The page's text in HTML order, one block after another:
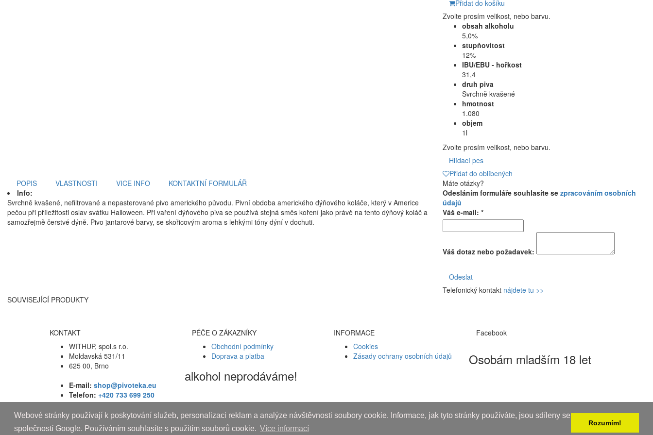
Webové stránky používají k poskytování služeb, personalizaci reklam a analýze návštěvnosti soubory cookie. Informace, jak tyto stránky používáte, jsou sdíleny se
společností Google. Používáním souhlasíte s použitím souborů cookie. Více informací
Rozumím!
Přidat do košíku
Zvolte prosím velikost, nebo barvu.
obsah alkoholu
5,0%
stupňovitost
12%
IBU/EBU - hořkost
31,4
druh piva
Svrchně kvašené
hmotnost
1.080
objem
1l
Zvolte prosím velikost, nebo barvu.
Hlídací pes
Přidat do oblíbených
POPIS
VLASTNOSTI VICE INFO
KONTAKTNÍ FORMULÁŘ
Info:
Svrchně kvašené, nefiltrované a nepasterované pivo amerického původu. Pivní obdoba amerického dýňového koláče, který v Americe
pečou při příležitosti oslav svátku Halloween. Při vaření dýňového piva se používá stejná směs koření jako právě na tento dýňový koláč a
samozřejmě čerstvé dýně. Pivo jantarové barvy, se skořicovým aroma s lehkými tóny dýní v dochuti.
Máte otázky?
Odesláním formuláře souhlasíte se zpracováním osobních
údajů
Váš e-mail: *
Váš dotaz nebo požadavek:
Odeslat
Telefonický kontakt nájdete tu >>
SOUVISEJÍCÍ PRODUKTY
KONTAKT
WITHUP, spol.s r.o.
Moldavská 531/11
625 00, Brno
E-mail: shop@pivoteka.eu
Telefon: +420 733 699 250
PÉČE O ZÁKAZNÍKY
Obchodní podmínky
Doprava a platba
INFORMACE
Cookies
Zásady ochrany osobních údajů
Facebook
Osobám mladším 18 let
alkohol neprodáváme!
Copyright © 2010-2019 An systems, s.r.o.